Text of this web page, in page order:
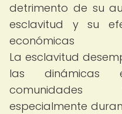
detrimento de su
esclavitud y su
económicas
La esclavitud
las dinámicas
comunidades
especialmente